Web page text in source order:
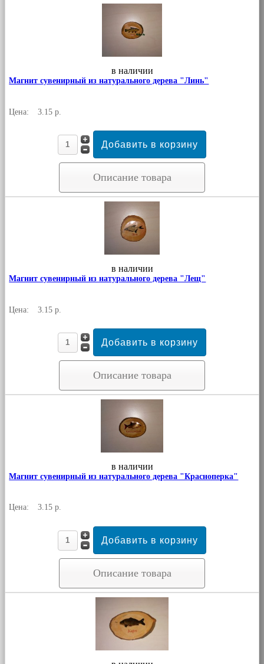
в наличии
Магнит сувенирный из натурального дерева "Линь"
Цена: 3.15 р.
Описание товара
в наличии
Магнит сувенирный из натурального дерева "Лещ"
Цена: 3.15 р.
Описание товара
в наличии
Магнит сувенирный из натурального дерева "Красноперка"
Цена: 3.15 р.
Описание товара